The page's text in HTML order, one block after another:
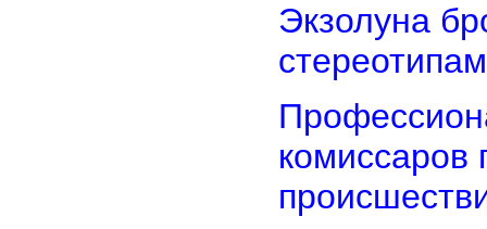
Экзолуна
стереотипам
комиссаров